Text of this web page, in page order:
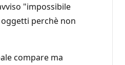
"impossibile
perchè non
compare ma